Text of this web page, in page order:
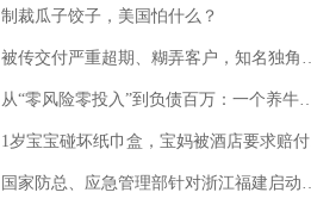
制裁瓜子饺子，美国怕什么？
被传交付严重超期、糊弄客户，知名独角兽车企创始人回应：都没证据，将依法采取措施，“本人长期与美国交管局保持沟通，对方表示肯定”
从“零风险零投入”到负债百万：一个养牛项目崩盘后，谁该为农户的贷款买单丨红星调查
1岁宝宝碰坏纸巾盒，宝妈被酒店要求赔付924元！三亚一酒店回复：骨瓷定制！网友一查价格，吵翻了
国家防总、应急管理部针对浙江福建启动防汛防台风四级应急响应